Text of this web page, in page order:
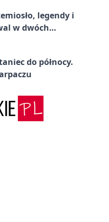
legendy i
w dwóch
do północy.